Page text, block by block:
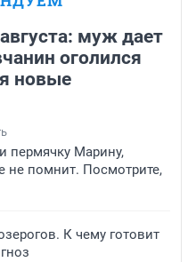
муж дает
оголился
новые
пермячку Марину,
не помнит. Посмотрите,
К чему готовит